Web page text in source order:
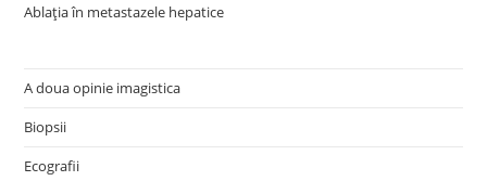
Ablația în metastazele hepatice
A doua opinie imagistica
Biopsii
Ecografii